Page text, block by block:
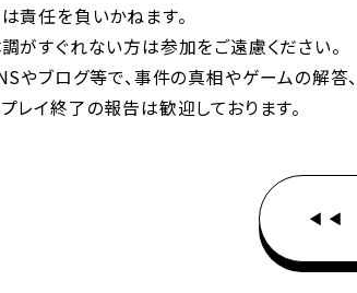
責任を負いかねます。
がすぐれない方は参加をご遠慮ください。
やブログ等で、事件の真相やゲームの解答
レイ終了の報告は歓迎しております。